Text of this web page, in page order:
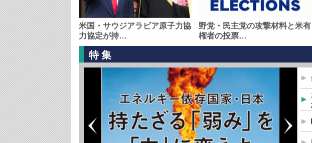
米国・サウジアラビア原子力協
力協定が持…
野党・民主党の攻撃材料と米有
権者の投票…
特集